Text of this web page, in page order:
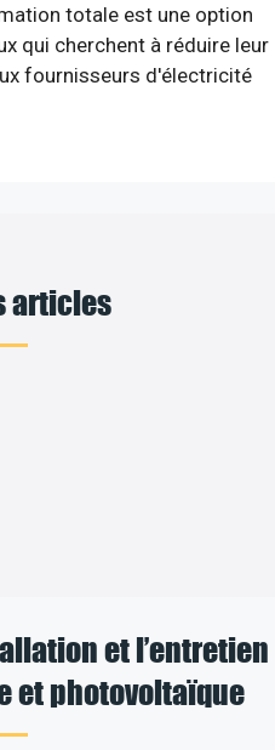
totale est une option
qui cherchent à réduire leur
fournisseurs d'électricité
articles
et l’entretien
et photovoltaïque